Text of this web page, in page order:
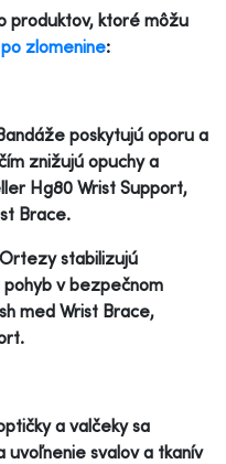
produktov, ktoré môžu
zlomenine:
poskytujú oporu a
znižujú opuchy a
Hg80 Wrist Support,
Brace.
stabilizujú
v bezpečnom
med Wrist Brace,
a valčeky sa
uvoľnenie svalov a tkanív